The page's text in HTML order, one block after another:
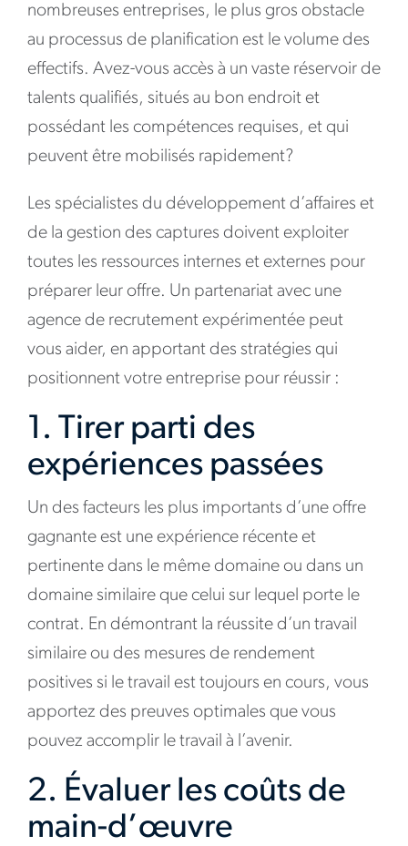
nombreuses entreprises, le plus gros obstacle
au processus de planification est le volume des
effectifs. Avez-vous accès à un vaste réservoir de
talents qualifiés, situés au bon endroit et
possédant les compétences requises, et qui
peuvent être mobilisés rapidement?
Les spécialistes du développement d’affaires et
de la gestion des captures doivent exploiter
toutes les ressources internes et externes pour
préparer leur offre. Un partenariat avec une
agence de recrutement expérimentée peut
vous aider, en apportant des stratégies qui
positionnent votre entreprise pour réussir :
1. Tirer parti des
expériences passées
Un des facteurs les plus importants d’une offre
gagnante est une expérience récente et
pertinente dans le même domaine ou dans un
domaine similaire que celui sur lequel porte le
contrat. En démontrant la réussite d’un travail
similaire ou des mesures de rendement
positives si le travail est toujours en cours, vous
apportez des preuves optimales que vous
pouvez accomplir le travail à l’avenir.
2. Évaluer les coûts de
main-d’œuvre